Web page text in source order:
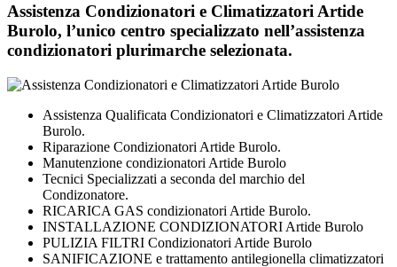
Assistenza Condizionatori e Climatizzatori Artide
Burolo, l’unico centro specializzato nell’assistenza
condizionatori plurimarche selezionata.
Assistenza Qualificata Condizionatori e Climatizzatori Artide
Burolo.
Riparazione Condizionatori Artide Burolo.
Manutenzione condizionatori Artide Burolo
Tecnici Specializzati a seconda del marchio del
Condizonatore.
RICARICA GAS condizionatori Artide Burolo.
INSTALLAZIONE CONDIZIONATORI Artide Burolo
PULIZIA FILTRI Condizionatori Artide Burolo
SANIFICAZIONE e trattamento antilegionella climatizzatori